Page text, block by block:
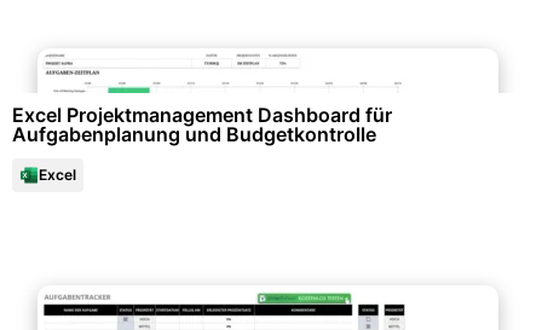
Excel Projektmanagement Dashboard für
Aufgabenplanung und Budgetkontrolle
Excel